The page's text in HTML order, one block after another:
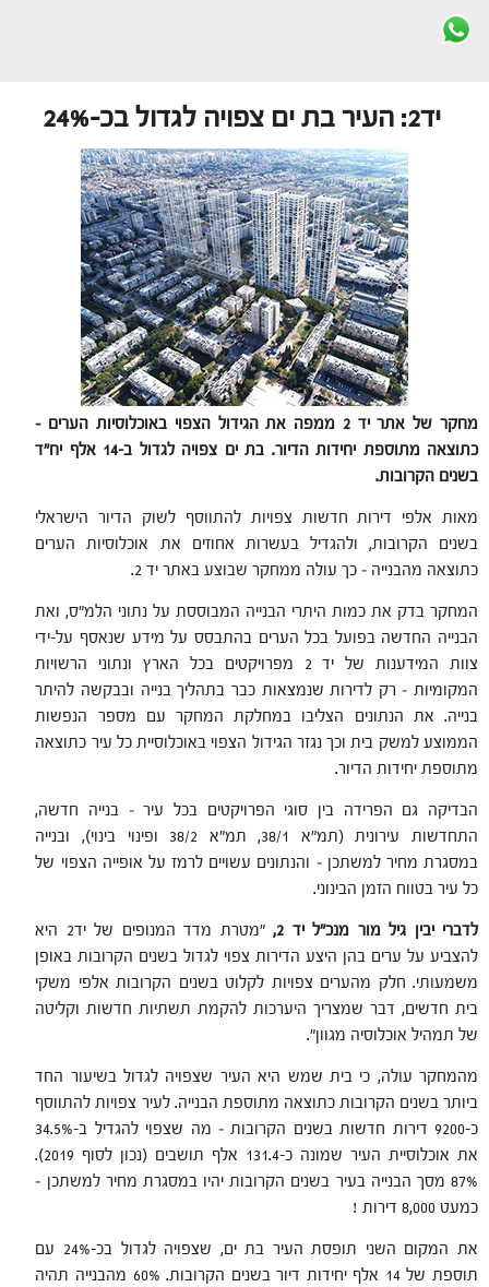
יד2: העיר בת ים צפויה לגדול בכ-24%
מחקר של אתר יד 2 ממפה את הגידול הצפוי באוכלוסיות הערים –
כתוצאה מתוספת יחידות הדיור. בת ים צפויה לגדול ב-14 אלף יח"ד
בשנים הקרובות.
מאות אלפי דירות חדשות צפויות להתווסף לשוק הדיור הישראלי
בשנים הקרובות, ולהגדיל בעשרות אחוזים את אוכלוסיות הערים
כתוצאה מהבנייה – כך עולה ממחקר שבוצע באתר יד 2.
המחקר בדק את כמות היתרי הבנייה המבוססת על נתוני הלמ"ס, ואת
הבנייה החדשה בפועל בכל הערים בהתבסס על מידע שנאסף על-ידי
צוות המידענות של יד 2 מפרויקטים בכל הארץ ונתוני הרשויות
המקומיות – רק לדירות שנמצאות כבר בתהליך בנייה ובבקשה להיתר
בנייה. את הנתונים הצליבו במחלקת המחקר עם מספר הנפשות
הממוצע למשק בית וכך נגזר הגידול הצפוי באוכלוסיית כל עיר כתוצאה
מתוספת יחידות הדיור.
הבדיקה גם הפרידה בין סוגי הפרויקטים בכל עיר – בנייה חדשה,
התחדשות עירונית (תמ"א 38/1, תמ"א 38/2 ופינוי בינוי), ובנייה
במסגרת מחיר למשתכן – והנתונים עשויים לרמז על אופייה הצפוי של
כל עיר בטווח הזמן הבינוני.
לדברי יבין גיל מור מנכ"ל יד 2,
"מטרת מדד המנופים של יד2 היא
להצביע על ערים בהן היצע הדירות צפוי לגדול בשנים הקרובות באופן
משמעותי. חלק מהערים צפויות לקלוט בשנים הקרובות אלפי משקי
בית חדשים, דבר שמצריך היערכות להקמת תשתיות חדשות וקליטה
של תמהיל אוכלוסיה מגוון".
מהמחקר עולה, כי בית שמש היא העיר שצפויה לגדול בשיעור החד
ביותר בשנים הקרובות כתוצאה מתוספת הבנייה. לעיר צפויות להתווסף
כ-9200 דירות חדשות בשנים הקרובות – מה שצפוי להגדיל ב-34.5%
את אוכלוסיית העיר שמונה כ-131.4 אלף תושבים (נכון לסוף 2019).
87% מסך הבנייה בעיר בשנים הקרובות יהיו במסגרת מחיר למשתכן –
כמעט 8,000 דירות !
את המקום השני תופסת העיר בת ים, שצפויה לגדול בכ-24% עם
תוספת של 14 אלף יחידות דיור בשנים הקרובות. 60% מהבנייה תהיה